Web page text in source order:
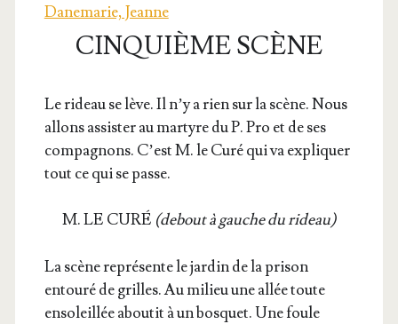
Danemarie, Jeanne
CINQUIÈME SCÈNE
Le rideau se lève. Il n’y a rien sur la scène. Nous
allons assis­ter au mar­tyre du P. Pro et de ses
com­pa­gnons. C’est M. le Curé qui va expli­quer
tout ce qui se passe.
M. LE CURÉ (debout à gauche du rideau)
La scène repré­sente le jar­din de la pri­son
entou­ré de grilles. Au milieu une allée toute
enso­leillée abou­tit à un bos­quet. Une foule